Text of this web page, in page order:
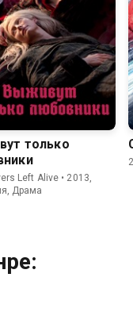
только
Left Alive • 2013,
Драма